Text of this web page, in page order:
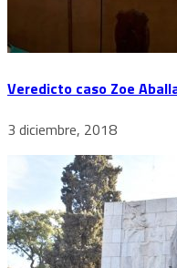
Veredicto caso Zoe
3 diciembre, 2018